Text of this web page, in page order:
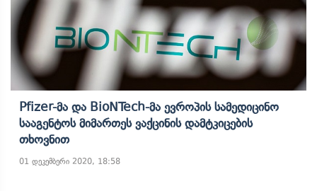
Pfizer-Მა Და BioNTech-Მა Ევროპის Სამედიცინო
Სააგენტოს Მიმართეს Ვაქცინის Დამტკიცების
Თხოვნით
01 დეკემბერი 2020, 18:58